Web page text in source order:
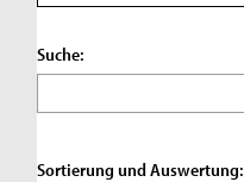
Suche:
Sortierung und Auswertung: